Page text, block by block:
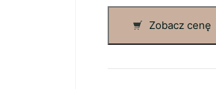
Zobacz cenę